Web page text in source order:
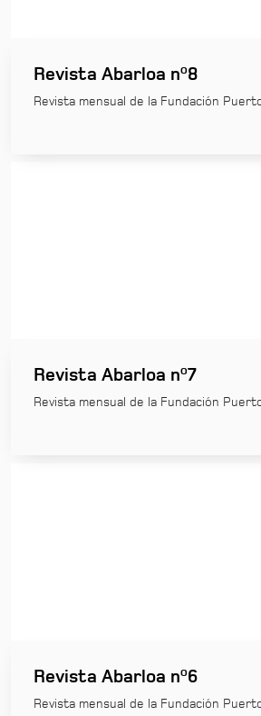
Revista Abarloa nº8
Revista mensual de la Fundación
Revista Abarloa nº7
Revista mensual de la Fundación
Revista Abarloa nº6
Revista mensual de la Fundación